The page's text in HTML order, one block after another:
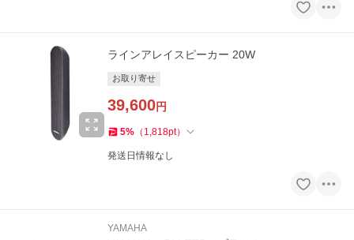
ラインアレイスピーカー 20W
お取り寄せ
39,600円
5% （ 1,818pt）
発送日情報なし
YAMAHA